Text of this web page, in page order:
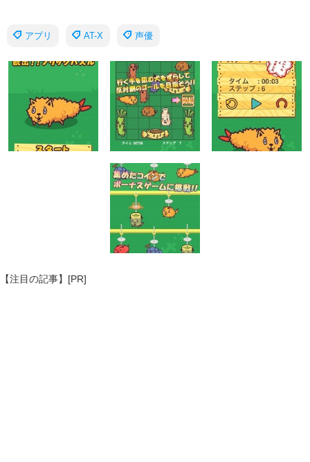
アプリ AT-X 声優
【注目の記事】[PR]